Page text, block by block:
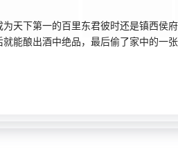
下第一的百里东君彼时还是镇西侯
能酿出酒中绝品，最后偷了家中的一